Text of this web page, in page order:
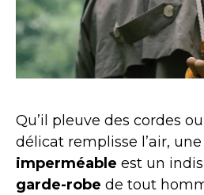
Qu’il pleuve des cordes
délicat remplisse l’air, une
imperméable est un
garde-robe de tout